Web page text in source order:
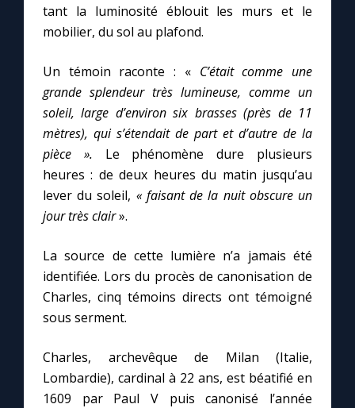
Mes intentions de prière
Une Minute avec Marie
Une neuvaine
À la une
1000 Raisons de Croire
Contact
Marie de Nazareth
tant la luminosité éblouit les murs et le
mobilier, du sol au plafond.
Un témoin raconte : « C’était comme une
grande splendeur très lumineuse, comme un
soleil, large d’environ six brasses (près de 11
mètres), qui s’étendait de part et d’autre de la
pièce ». Le phénomène dure plusieurs
heures : de deux heures du matin jusqu’au
lever du soleil, « faisant de la nuit obscure un
jour très clair».
La source de cette lumière n’a jamais été
identifiée. Lors du procès de canonisation de
Charles, cinq témoins directs ont témoigné
sous serment.
Charles, archevêque de Milan (Italie,
Lombardie), cardinal à 22 ans, est béatifié en
1609 par Paul V puis canonisé l’année